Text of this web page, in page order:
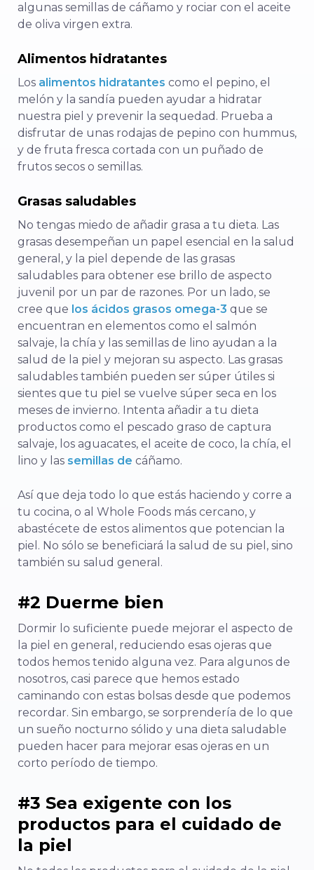
algunas semillas de cáñamo y rociar con el aceite
de oliva virgen extra.
Alimentos hidratantes
Los alimentos hidratantes como el pepino, el
melón y la sandía pueden ayudar a hidratar
nuestra piel y prevenir la sequedad. Prueba a
disfrutar de unas rodajas de pepino con hummus,
y de fruta fresca cortada con un puñado de
frutos secos o semillas.
Grasas saludables
No tengas miedo de añadir grasa a tu dieta. Las
grasas desempeñan un papel esencial en la salud
general, y la piel depende de las grasas
saludables para obtener ese brillo de aspecto
juvenil por un par de razones. Por un lado, se
cree que los ácidos grasos omega-3 que se
encuentran en elementos como el salmón
salvaje, la chía y las semillas de lino ayudan a la
salud de la piel y mejoran su aspecto. Las grasas
saludables también pueden ser súper útiles si
sientes que tu piel se vuelve súper seca en los
meses de invierno. Intenta añadir a tu dieta
productos como el pescado graso de captura
salvaje, los aguacates, el aceite de coco, la chía, el
lino y las semillas de cáñamo.
Así que deja todo lo que estás haciendo y corre a
tu cocina, o al Whole Foods más cercano, y
abastécete de estos alimentos que potencian la
piel. No sólo se beneficiará la salud de su piel, sino
también su salud general.
#2 Duerme bien
Dormir lo suficiente puede mejorar el aspecto de
la piel en general, reduciendo esas ojeras que
todos hemos tenido alguna vez. Para algunos de
nosotros, casi parece que hemos estado
caminando con estas bolsas desde que podemos
recordar. Sin embargo, se sorprendería de lo que
un sueño nocturno sólido y una dieta saludable
pueden hacer para mejorar esas ojeras en un
corto período de tiempo.
#3 Sea exigente con los
productos para el cuidado de
la piel